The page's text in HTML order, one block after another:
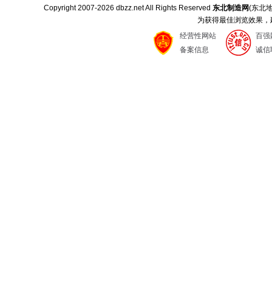
Copyright 2007-2026 dbzz.net All Rights Reserved东北制造网(东北
为获得最佳浏览效果
经营性网站
备案信息
百强
诚信